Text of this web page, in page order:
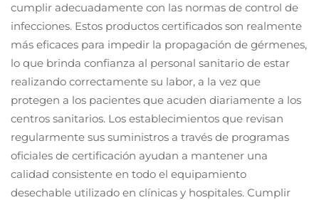
cumplir adecuadamente con las normas de control de
infecciones. Estos productos certificados son realmente
más eficaces para impedir la propagación de gérmenes,
lo que brinda confianza al personal sanitario de estar
realizando correctamente su labor, a la vez que
protegen a los pacientes que acuden diariamente a los
centros sanitarios. Los establecimientos que revisan
regularmente sus suministros a través de programas
oficiales de certificación ayudan a mantener una
calidad consistente en todo el equipamiento
desechable utilizado en clínicas y hospitales. Cumplir